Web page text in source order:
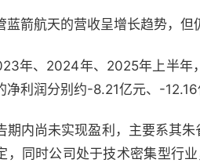
蓝箭航天的营收呈增长趋势，但
年、2024年、2025年上半年
净利润分别约-8.21亿元、-
期内尚未实现盈利，主要系其
，同时公司处于技术密集型行